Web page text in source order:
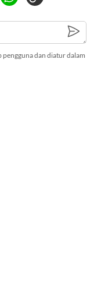
pengguna dan diatur dalam